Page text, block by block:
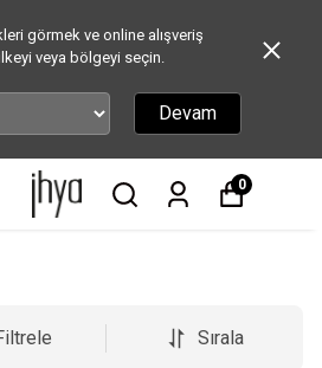
görmek ve online alışveriş
veya bölgeyi seçin.
Devam
0
Sırala